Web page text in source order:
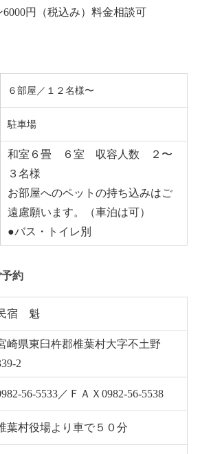
6000円（税込み）料金相談可
６部屋／１２名様〜
駐車場
和室６畳 ６室 収容人数 ２〜
３名様
お部屋へのペットの持ち込みはご
遠慮願います。（車泊は可）
●バス・トイレ別
約
宿 魁
崎県東臼杵郡椎葉村大字不土野
2
56-5533／ＦＡＸ0982-56-5538
葉村役場より車で５０分